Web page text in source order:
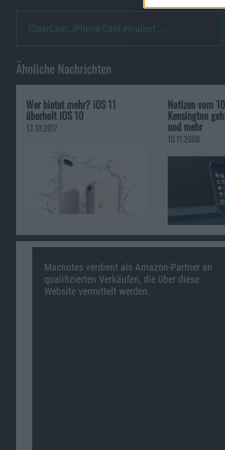
ClearCam: iPhone-Cam emuliert …
Ähnliche Nachrichten
Wer bietet mehr? iOS 11
überholt iOS 10
13.10.2017
Notizen vom
Kensington
und mehr
10.11.2008
Macnotes verdient als Amazon-Partner an
qualifizierten Verkäufen, die über diese
Website vermittelt werden.